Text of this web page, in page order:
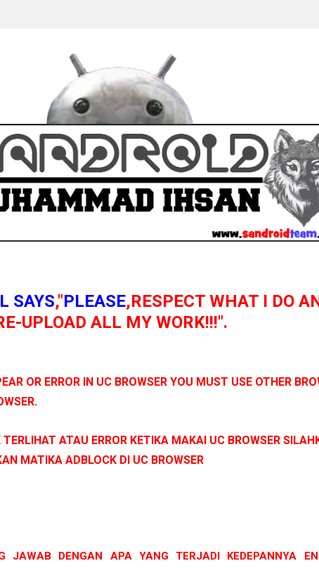
SAYS,"PLEASE,RESPECT WHAT I DO
UPLOAD ALL MY WORK!!!".
OR ERROR IN UC BROWSER YOU MUST USE OTHER
ATAU ERROR KETIKA MAKAI UC BROWSER
MATIKA ADBLOCK DI UC BROWSER
JAWAB DENGAN APA YANG TERJADI KEDEPANNYA